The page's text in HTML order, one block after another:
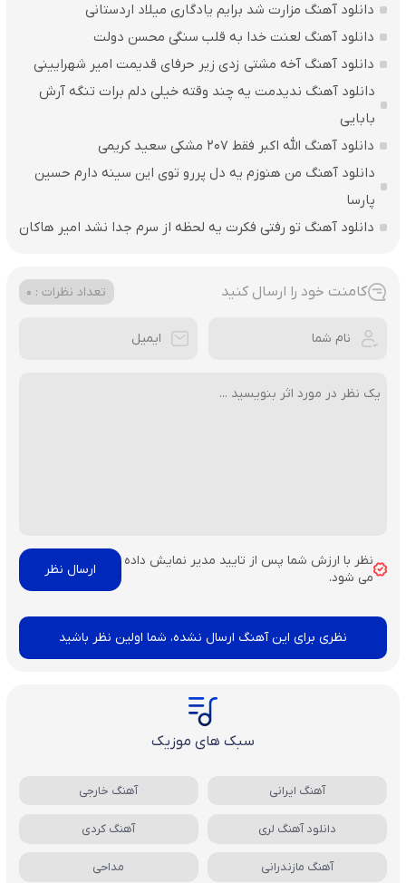
دانلود آهنگ مزارت شد برایم یادگاری میلاد اردستانی
دانلود آهنگ لعنت خدا به قلب سنگی محسن دولت
دانلود آهنگ آخه مشتی زدی زیر حرفای قدیمت امیر شهرایینی
دانلود آهنگ ندیدمت یه چند وقته خیلی دلم برات تنگه آرش
بابایی
دانلود آهنگ الله اکبر فقط 207 مشکی سعید کریمی
دانلود آهنگ من هنوزم یه دل پررو توی این سینه دارم حسین
پارسا
دانلود آهنگ تو رفتی فکرت یه لحظه از سرم جدا نشد امیر هاکان
کامنت خود را ارسال کنید تعداد نظرات : 0
نظر با ارزش شما پس از تایید مدیر نمایش داده
می شود.
نظری برای این آهنگ ارسال نشده، شما اولین نظر باشید
سبک های موزیک
آهنگ ایرانی آهنگ خارجی
دانلود آهنگ لری آهنگ کردی
آهنگ مازندرانی مداحی